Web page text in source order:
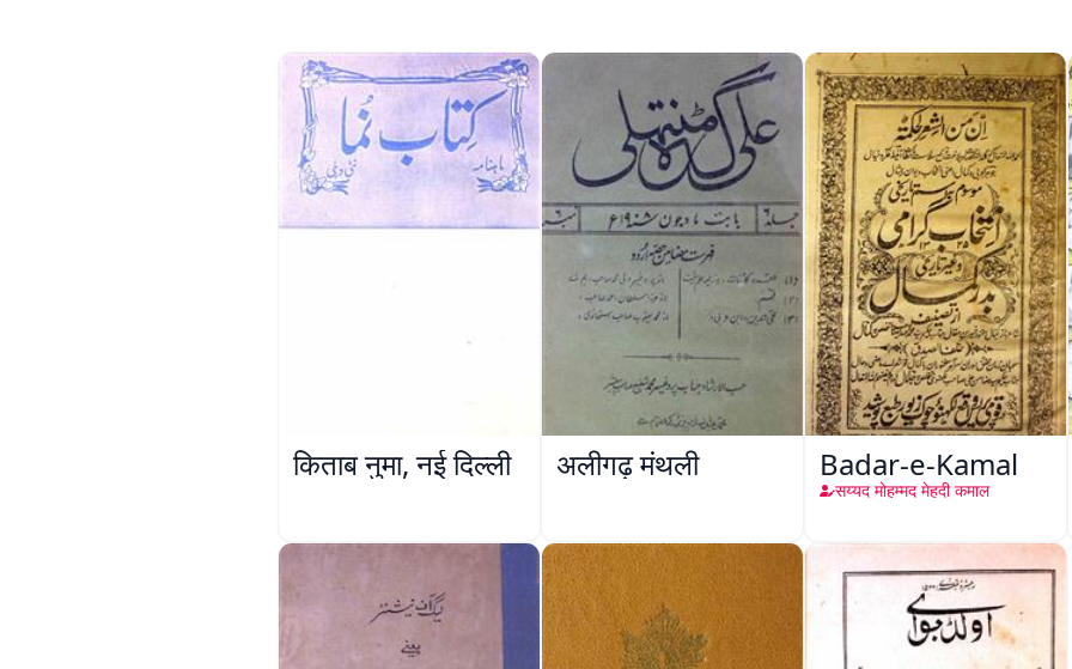
किताब नुमा, नई दिल्ली अलीगढ़ मंथली Badar-e-Kamal
सय्यद मोहम्मद मेहदी कमाल